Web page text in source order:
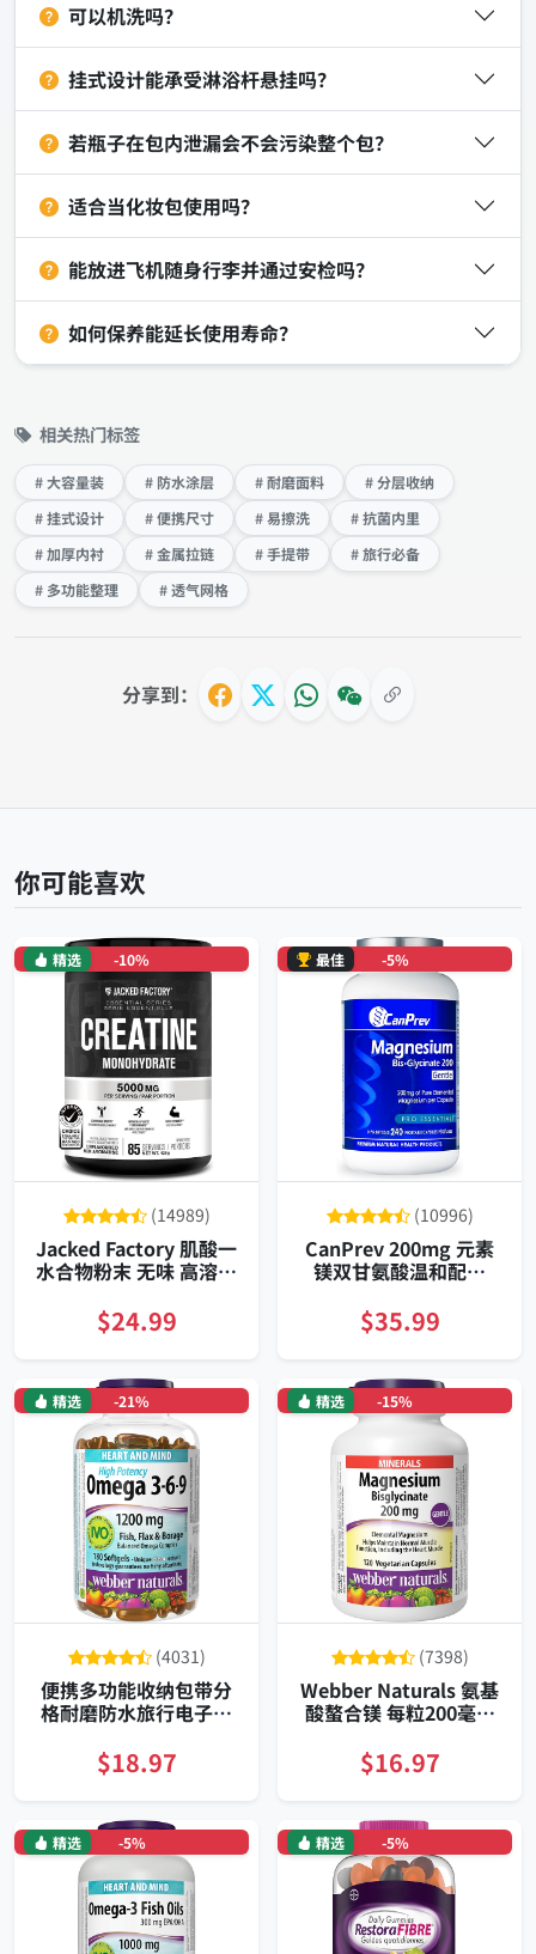
可以机洗吗？
挂式设计能承受淋浴杆悬挂吗？
若瓶子在包内泄漏会不会污染整个包？
适合当化妆包使用吗？
能放进飞机随身行李并通过安检吗？
如何保养能延长使用寿命？
相关热门标签
# 大容量装 # 防水涂层 # 耐磨面料
# 分层收纳
# 挂式设计
# 便携尺寸 # 易擦洗
# 抗菌内里
# 加厚内衬
# 金属拉链 # 手提带
# 旅行必备
# 多功能整理
# 透气网格
分享到：
你可能喜欢
-10%
精选
(14989)
Jacked Factory 肌酸一
水合物粉末 无味 高溶解
$24.99
-5%
最佳
(10996)
CanPrev 200mg 元素
镁双甘氨酸温和配方
$35.99
-21%
精选
(4031)
便携多功能收纳包带分
格耐磨防水旅行电子配
$18.97
-15%
精选
(7398)
Webber Naturals 氨基
酸螯合镁 每粒200毫克
120粒长期装
$16.97
-5%
精选 -5%
精选